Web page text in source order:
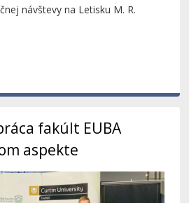
návštevy na Letisku M. R.
fakúlt EUBA
aspekte